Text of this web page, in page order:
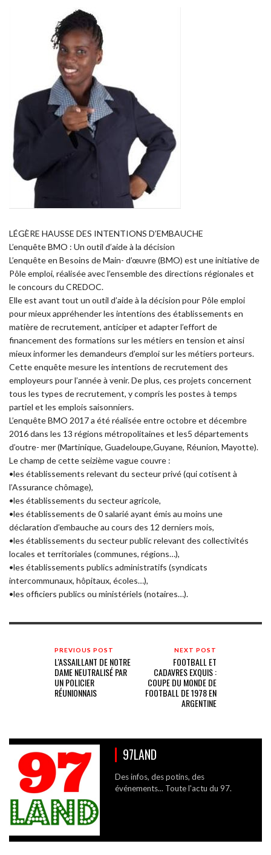
LÉGÈRE HAUSSE DES INTENTIONS D’EMBAUCHE
L’enquête BMO : Un outil d’aide à la décision
L’enquête en Besoins de Main- d’œuvre (BMO) est une initiative de
Pôle emploi, réalisée avec l’ensemble des directions régionales et
le concours du CREDOC.
Elle est avant tout un outil d’aide à la décision pour Pôle emploi
pour mieux appréhender les intentions des établissements en
matière de recrutement, anticiper et adapter l’effort de
financement des formations sur les métiers en tension et ainsi
mieux informer les demandeurs d’emploi sur les métiers porteurs.
Cette enquête mesure les intentions de recrutement des
employeurs pour l’année à venir. De plus, ces projets concernent
tous les types de recrutement, y compris les postes à temps
partiel et les emplois saisonniers.
L’enquête BMO 2017 a été réalisée entre octobre et décembre
2016 dans les 13 régions métropolitaines et les5 départements
d’outre- mer (Martinique, Guadeloupe,Guyane, Réunion, Mayotte).
Le champ de cette seizième vague couvre :
•les établissements relevant du secteur privé (qui cotisent à
l’Assurance chômage),
•les établissements du secteur agricole,
•les établissements de 0 salarié ayant émis au moins une
déclaration d’embauche au cours des 12 derniers mois,
•les établissements du secteur public relevant des collectivités
locales et territoriales (communes, régions…),
•les établissements publics administratifs (syndicats
intercommunaux, hôpitaux, écoles…),
•les officiers publics ou ministériels (notaires…).
PREVIOUS POST
L'ASSAILLANT DE NOTRE
DAME NEUTRALISÉ PAR
UN POLICIER
RÉUNIONNAIS
NEXT POST
FOOTBALL ET
CADAVRES EXQUIS :
COUPE DU MONDE DE
FOOTBALL DE 1978 EN
ARGENTINE
97LAND
Des infos, des potins, des
événements... Toute l'actu du 97.